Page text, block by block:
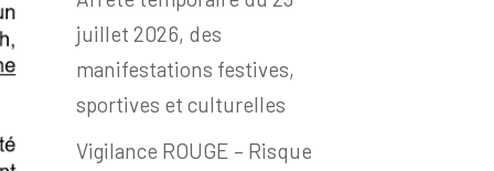
juillet 2026, des
manifestations festives,
sportives et culturelles
Vigilance ROUGE – Risque